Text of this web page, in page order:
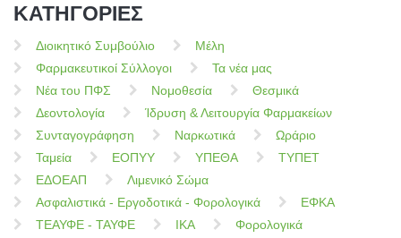
ΚΑΤΗΓΟΡΙΕΣ
Διοικητικό Συμβούλιο
Μέλη
Φαρμακευτικοί Σύλλογοι
Τα νέα μας
Νέα του ΠΦΣ
Νομοθεσία
Θεσμικά
Δεοντολογία
Ίδρυση & Λειτουργία Φαρμακείων
Συνταγογράφηση
Ναρκωτικά
Ωράριο
Ταμεία
ΕΟΠΥΥ ΥΠΕΘΑ
ΤΥΠΕΤ
ΕΔΟΕΑΠ
Λιμενικό Σώμα
Ασφαλιστικά - Εργοδοτικά - Φορολογικά
ΕΦΚΑ
ΤΕΑΥΦΕ - ΤΑΥΦΕ
ΙΚΑ
Φορολογικά